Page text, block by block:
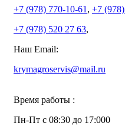
+7 (978) 770-10-61 , +7 (978)
+7 (978) 520 27 63,
Наш Email:
krymagroservis@mail.ru
Время работы :
Пн-Пт с 08:30 до 17:000